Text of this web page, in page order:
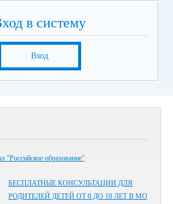
в систему
Вход
"Российское образование"
БЕСПЛАТНЫЕ КОНСУЛЬТАЦИИ ДЛЯ
РОДИТЕЛЕЙ ДЕТЕЙ ОТ 0 ДО 18 ЛЕТ В МО